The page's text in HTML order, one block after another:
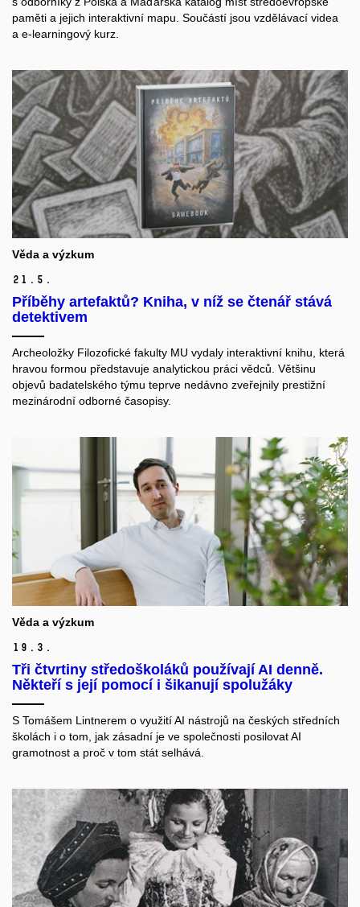
paměti a jejich interaktivní mapu. Součástí jsou vzdělávací videa
a e-learningový kurz.
Věda a výzkum
21. 5.
Příběhy artefaktů? Kniha, v níž se čtenář stává
detektivem
Archeoložky Filozofické fakulty MU vydaly interaktivní knihu, která
hravou formou představuje analytickou práci vědců. Většinu
objevů badatelského týmu teprve nedávno zveřejnily prestižní
mezinárodní odborné časopisy.
Věda a výzkum
19. 3.
Tři čtvrtiny středoškoláků používají AI denně.
Někteří s její pomocí i šikanují spolužáky
S Tomášem Lintnerem o využití AI nástrojů na českých středních
školách i o tom, jak zásadní je ve společnosti posilovat AI
gramotnost a proč v tom stát selhává.